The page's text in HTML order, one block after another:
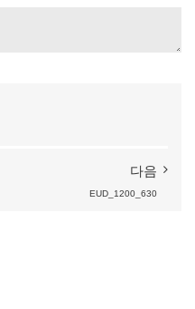
다음
EUD_1200_630